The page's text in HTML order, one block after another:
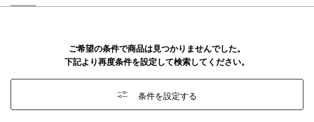
ご希望の条件で商品は見つかりませんでした。
下記より再度条件を設定して検索してください。
条件を設定する